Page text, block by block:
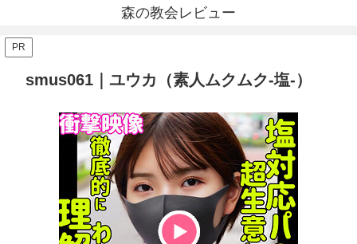
森の教会レビュー
PR
smus061｜ユウカ（素人ムクムク-塩-）